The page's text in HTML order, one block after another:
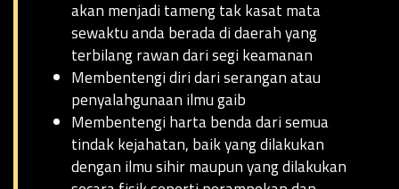
akan menjadi tameng tak kasat mata
sewaktu anda berada di daerah yang
terbilang rawan dari segi keamanan
Membentengi diri dari serangan atau
penyalahgunaan ilmu gaib
Membentengi harta benda dari semua
tindak kejahatan, baik yang dilakukan
dengan ilmu sihir maupun yang dilakukan